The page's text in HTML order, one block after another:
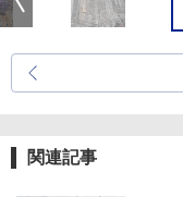
関連記事